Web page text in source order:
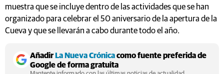
muestra que se incluye dentro de las actividades que se han
organizado para celebrar el 50 aniversario de la apertura de la
Cueva y que se llevarán a cabo durante todo el año.
AñadirLa Nueva Crónicacomo fuente preferida de
Google de forma gratuita